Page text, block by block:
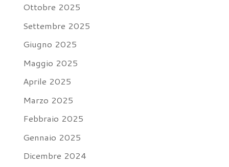
Ottobre 2025
Settembre 2025
Giugno 2025
Maggio 2025
Aprile 2025
Marzo 2025
Febbraio 2025
Gennaio 2025
Dicembre 2024